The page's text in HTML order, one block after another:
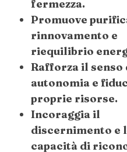
fermezza.
Promuove
rinnovamento e
riequilibrio
Rafforza il senso
autonomia e
proprie risorse.
Incoraggia il
discernimento e
capacità di